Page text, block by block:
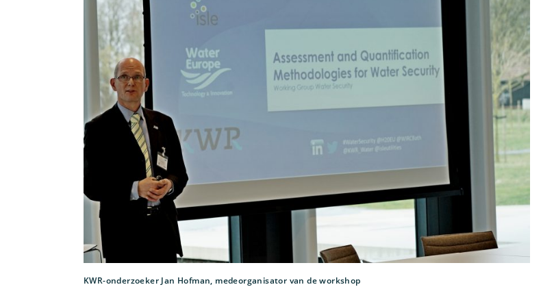
KWR-onderzoeker Jan Hofman, medeorganisator van de workshop